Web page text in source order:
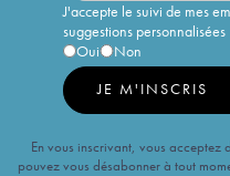
J'accepte le suivi de mes
suggestions personnalisées
Oui
Non
JE M'INSCRIS
En vous inscrivant, vous
pouvez vous désabonner à tout